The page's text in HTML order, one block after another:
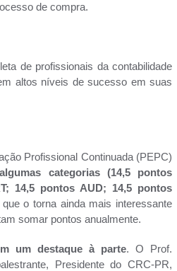
de compra.
de profissionais da contabilidade
altos níveis de sucesso em suas
Profissional Continuada (PEPC)
categorias (14,5pontos
14,5 pontos AUD; 14,5 pontos
o torna ainda mais interessante
somar pontos anualmente.
um destaque à parte. O Prof.
Presidente do CRC-PR,